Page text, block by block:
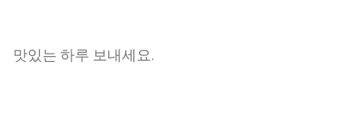
맛있는 하루 보내세요.